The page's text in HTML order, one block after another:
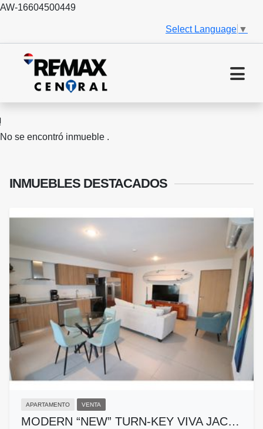
AW-16604500449
Select Language ▼
No se encontró inmueble .
INMUEBLES DESTACADOS
APARTAMENTO VENTA
MODERN “NEW” TURN-KEY VIVA JAC…